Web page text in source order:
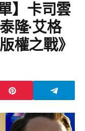
】卡司雲
隆·艾格
權之戰》